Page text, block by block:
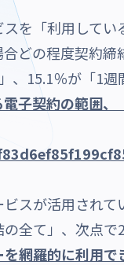
を「利用してい
合どの程度契約
、15.1％が「1
子契約の範囲
スが活用されて
全て」、次点で
網羅的に利用